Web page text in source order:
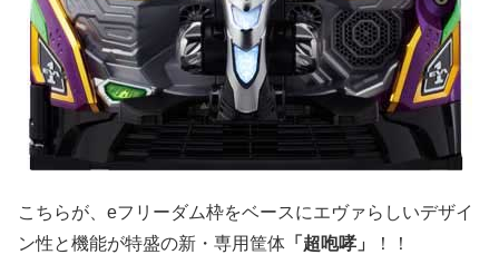
こちらが、eフリーダム枠をベースにエヴァらしいデザイ
ン性と機能が特盛の新・専用筐体 「超咆哮」 ！！